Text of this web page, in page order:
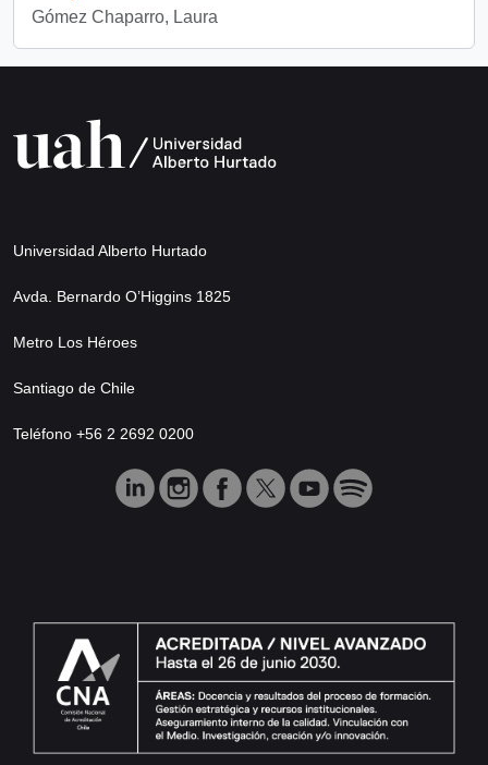
Gómez Chaparro, Laura
Universidad Alberto Hurtado
Avda. Bernardo O’Higgins 1825
Metro Los Héroes
Santiago de Chile
Teléfono +56 2 2692 0200